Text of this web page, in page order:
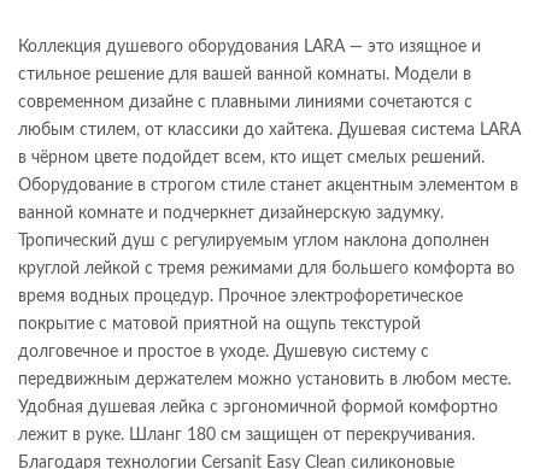
Коллекция душевого оборудования LARA — это изящное и
стильное решение для вашей ванной комнаты. Модели в
современном дизайне с плавными линиями сочетаются с
любым стилем, от классики до хайтека. Душевая система LARA
в чёрном цвете подойдет всем, кто ищет смелых решений.
Оборудование в строгом стиле станет акцентным элементом в
ванной комнате и подчеркнет дизайнерскую задумку.
Тропический душ с регулируемым углом наклона дополнен
круглой лейкой с тремя режимами для большего комфорта во
время водных процедур. Прочное электрофоретическое
покрытие с матовой приятной на ощупь текстурой
долговечное и простое в уходе. Душевую систему с
передвижным держателем можно установить в любом месте.
Удобная душевая лейка с эргономичной формой комфортно
лежит в руке. Шланг 180 см защищен от перекручивания.
Благодаря технологии Cersanit Easy Clean силиконовые